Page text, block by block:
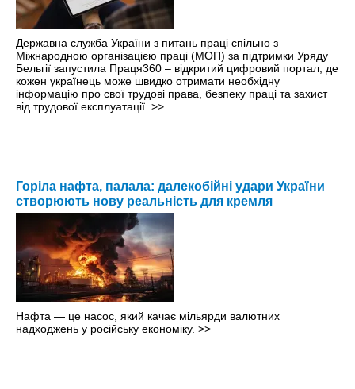
Державна служба України з питань праці спільно з
Міжнародною організацією праці (МОП) за підтримки Уряду
Бельгії запустила Праця360 – відкритий цифровий портал, де
кожен українець може швидко отримати необхідну
інформацію про свої трудові права, безпеку праці та захист
від трудової експлуатації. >>
Горіла нафта, палала: далекобійні удари України
створюють нову реальність для кремля
Нафта — це насос, який качає мільярди валютних
надходжень у російську економіку. >>